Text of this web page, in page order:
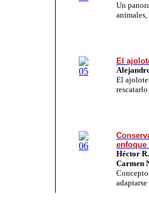
Un
El
El ajolote
Héctor
Carmen